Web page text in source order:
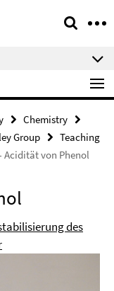
Chemistry
Group
Teaching
Acidität von Phenol
des